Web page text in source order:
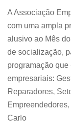
A Associação
com uma ampla
alusivo ao Mês
de socialização,
programação
empresariais:
Reparadores,
Carlo